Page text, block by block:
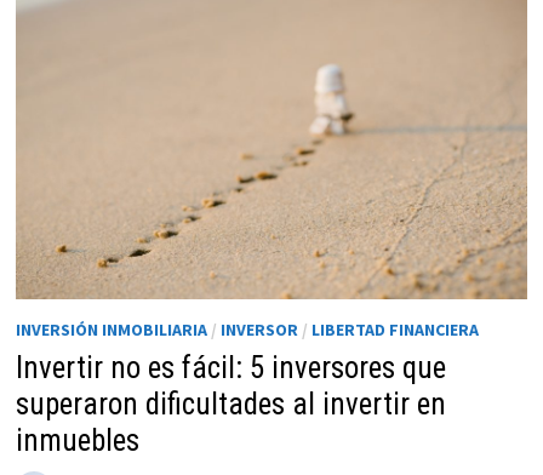
INVERSIÓN INMOBILIARIA/ INVERSOR/ LIBERTAD FINANCIERA
Invertir no es fácil: 5 inversores que
superaron dificultades al invertir en
inmuebles